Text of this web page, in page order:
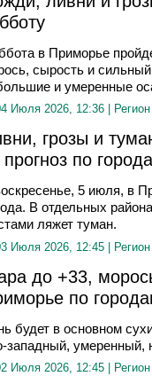
в Приморье
сырость и
и умеренные
Июля 2026, 12:36 |
грозы и
по
5 июля, в
В отдельных
ляжет туман.
Июля 2026, 12:45 |
до +33,
по
будет в основном
западный, умеренный,
Июля 2026, 12:45 |